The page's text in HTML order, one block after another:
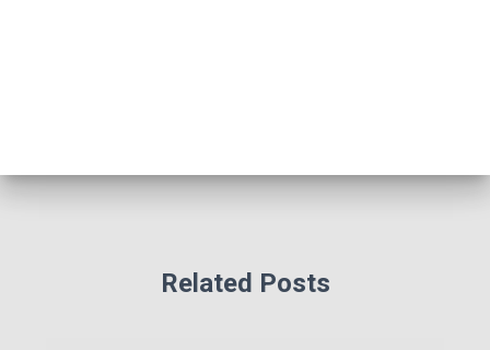
Related Posts